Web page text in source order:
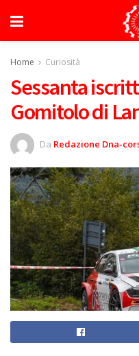
Home Curiosità
Sessanta
Gomitolo di
Da Redazione Dna-